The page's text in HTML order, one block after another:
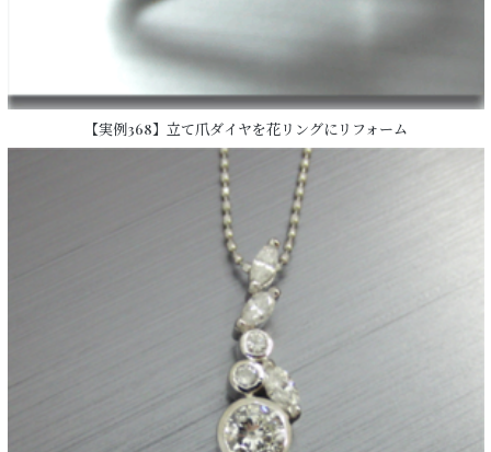
【実例368】立て爪ダイヤを花リングにリフォーム